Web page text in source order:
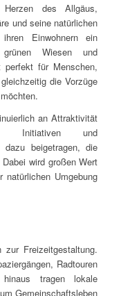
des Allgäus,
und seine natürlichen
Einwohnern ein
Wiesen und
perfekt für Menschen,
die Vorzüge
an Attraktivität
Initiativen und
dazu beigetragen, die
wird großen Wert
Umgebung
zur Freizeitgestaltung.
Radtouren
hinaus tragen lokale
Gemeinschaftsleben